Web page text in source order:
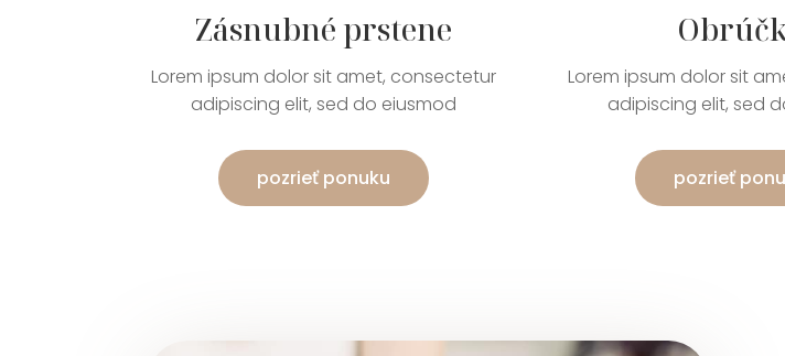
Zásnubné prstene
Lorem ipsum dolor sit amet, consectetur
adipiscing elit, sed do eiusmod
pozrieť ponuku
Lorem ipsum dolor sit
adipiscing elit, sed
pozrieť